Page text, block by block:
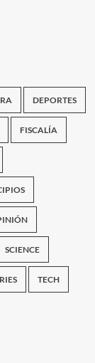
DEPORTES
FISCALÍA
SCIENCE
TECH